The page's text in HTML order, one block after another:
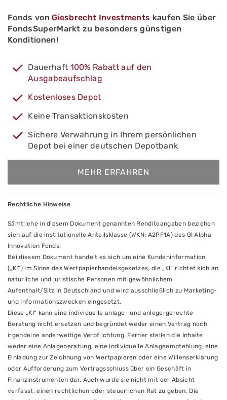
Fonds vonGiesbrecht Investments kaufen Sie über
FondsSuperMarkt zu besonders günstigen
Konditionen!
Dauerhaft 100% Rabatt auf den
Ausgabeaufschlag
Kostenloses Depot
Keine Transaktionskosten
Sichere Verwahrung in Ihrem persönlichen
Depot bei einer deutschen Depotbank
MEHR ERFAHREN
Rechtliche Hinweise
Sämtliche in diesem Dokument genannten Renditeangaben beziehen
sich auf die institutionelle Anteilsklasse (WKN: A2PF1A) des GI Alpha
Innovation Fonds.
Bei diesem Dokument handelt es sich um eine Kundeninformation
(„KI“) im Sinne des Wertpapierhandelsgesetzes, die „KI“ richtet sich an
natürliche und juristische Personen mit gewöhnlichem
Aufenthalt/Sitz in Deutschland und wird ausschließlich zu Marketing-
und Informationszwecken eingesetzt.
Diese „KI“ kann eine individuelle anlage- und anlegergerechte
Beratung nicht ersetzen und begründet weder einen Vertrag noch
irgendeine anderweitige Verpflichtung. Ferner stellen die Inhalte
weder eine Anlageberatung, eine individuelle Anlageempfehlung, eine
Einladung zur Zeichnung von Wertpapieren oder eine Willenserklärung
oder Aufforderung zum Vertragsschluss über ein Geschäft in
Finanzinstrumenten dar. Auch wurde sie nicht mit der Absicht
verfasst, einen rechtlichen oder steuerlichen Rat zu geben. Die